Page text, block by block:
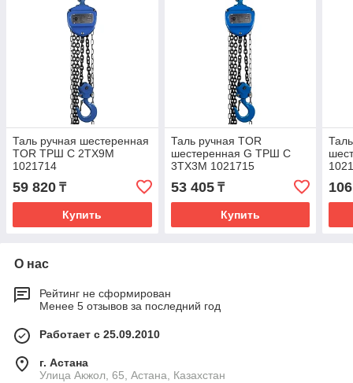
Таль ручная шестеренная
TOR ТРШ C 2ТХ9М
1021714
59 820 ₸
Купить
Таль ручная TOR
шестеренная G ТРШ C
3ТХ3М 1021715
53 405₸
Купить
О нас
Рейтинг не сформирован
Менее 5 отзывов за последний год
Работает с 25.09.2010
г. Астана
Улица Акжол, 65, Астана, Казахстан